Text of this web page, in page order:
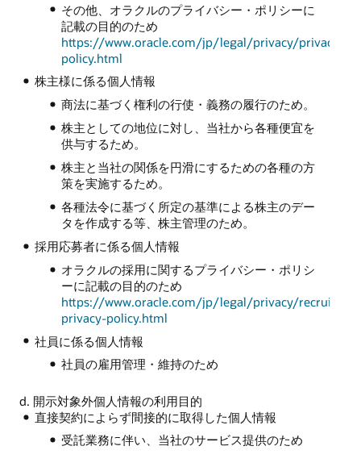
その他、オラクルのプライバシー・ポリシーに
記載の目的のため
https://www.oracle.com/jp/legal/privacy/privacy-
policy.html
株主様に係る個人情報
商法に基づく権利の行使・義務の履行のため。
株主としての地位に対し、当社から各種便宜を
供与するため。
株主と当社の関係を円滑にするための各種の方
策を実施するため。
各種法令に基づく所定の基準による株主のデー
タを作成する等、株主管理のため。
採用応募者に係る個人情報
オラクルの採用に関するプライバシー・ポリシ
ーに記載の目的のため
https://www.oracle.com/jp/legal/privacy/recruiting-
privacy-policy.html
社員に係る個人情報
社員の雇用管理・維持のため
d. 開示対象外個人情報の利用目的
直接契約によらず間接的に取得した個人情報
受託業務に伴い、当社のサービス提供のため